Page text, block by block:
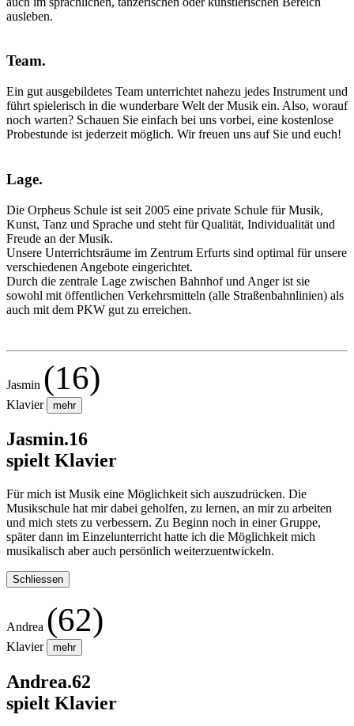
ausleben.
Team.
Ein gut ausgebildetes Team unterrichtet nahezu jedes Instrument und
führt spielerisch in die wunderbare Welt der Musik ein. Also, worauf
noch warten? Schauen Sie einfach bei uns vorbei, eine kostenlose
Probestunde ist jederzeit möglich. Wir freuen uns auf Sie und euch!
Lage.
Die Orpheus Schule ist seit 2005 eine private Schule für Musik,
Kunst, Tanz und Sprache und steht für Qualität, Individualität und
Freude an der Musik.
Unsere Unterrichtsräume im Zentrum Erfurts sind optimal für unsere
verschiedenen Angebote eingerichtet.
Durch die zentrale Lage zwischen Bahnhof und Anger ist sie
sowohl mit öffentlichen Verkehrsmitteln (alle Straßenbahnlinien) als
auch mit dem PKW gut zu erreichen.
Jasmin (16)
Klavier mehr
Jasmin.16
spielt Klavier
Für mich ist Musik eine Möglichkeit sich auszudrücken. Die
Musikschule hat mir dabei geholfen, zu lernen, an mir zu arbeiten
und mich stets zu verbessern. Zu Beginn noch in einer Gruppe,
später dann im Einzelunterricht hatte ich die Möglichkeit mich
musikalisch aber auch persönlich weiterzuentwickeln.
Schliessen
Andrea (62)
Klavier mehr
Andrea.62
spielt Klavier